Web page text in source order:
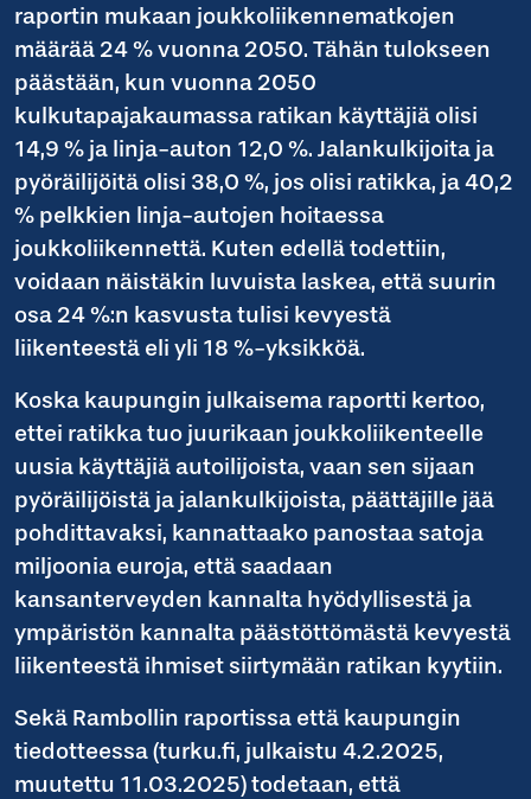
raportin mukaan joukkoliikennematkojen
määrää 24 % vuonna 2050. Tähän tulokseen
päästään, kun vuonna 2050
kulkutapajakaumassa ratikan käyttäjiä olisi
14,9 % ja linja-auton 12,0 %. Jalankulkijoita ja
pyöräilijöitä olisi 38,0 %, jos olisi ratikka, ja 40,2
% pelkkien linja-autojen hoitaessa
joukkoliikennettä. Kuten edellä todettiin,
voidaan näistäkin luvuista laskea, että suurin
osa 24 %:n kasvusta tulisi kevyestä
liikenteestä eli yli 18 %-yksikköä.
Koska kaupungin julkaisema raportti kertoo,
ettei ratikka tuo juurikaan joukkoliikenteelle
uusia käyttäjiä autoilijoista, vaan sen sijaan
pyöräilijöistä ja jalankulkijoista, päättäjille jää
pohdittavaksi, kannattaako panostaa satoja
miljoonia euroja, että saadaan
kansanterveyden kannalta hyödyllisestä ja
ympäristön kannalta päästöttömästä kevyestä
liikenteestä ihmiset siirtymään ratikan kyytiin.
Sekä Rambollin raportissa että kaupungin
tiedotteessa (turku.fi, julkaistu 4.2.2025,
muutettu 11.03.2025) todetaan, että